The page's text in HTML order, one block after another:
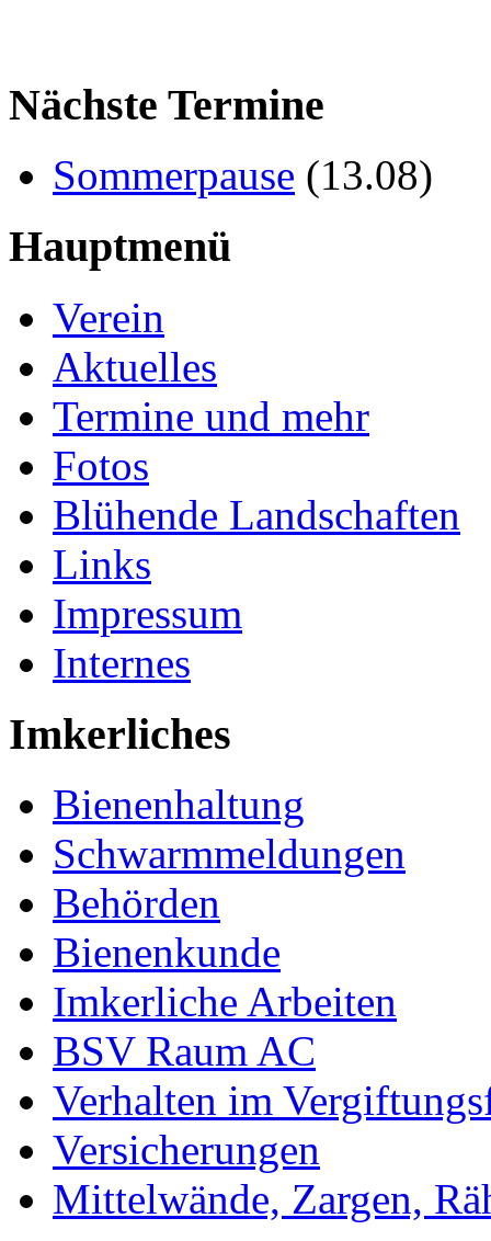
Nächste Termine
Sommerpause (13.08)
Hauptmenü
Verein
Aktuelles
Termine und mehr
Fotos
Blühende Landschaften
Links
Impressum
Internes
Imkerliches
Bienenhaltung
Schwarmmeldungen
Behörden
Bienenkunde
Imkerliche Arbeiten
BSV Raum AC
Verhalten im
Versicherungen
Mittelwände, Zargen,